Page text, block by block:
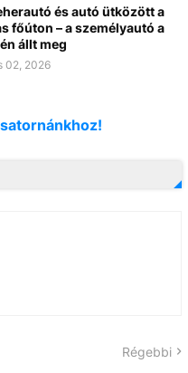
és autó ütközött a
főúton – a személyautó a
állt meg
02, 2026
Régebbi